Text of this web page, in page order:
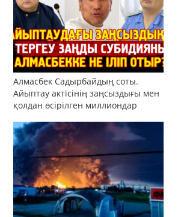
Алмасбек Садырбайдың соты.
Айыптау актісінің заңсыздығы мен
қолдан өсірілген миллиондар